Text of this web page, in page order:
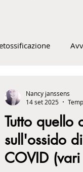
Vaccinazioni
Mentalità, emozione,
Tutto quello
sull'ossido
COVID
Nancy janssens
14 set 2025